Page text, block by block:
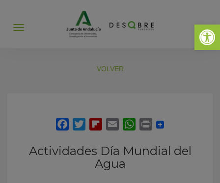
Abrir
Abrir
VOLVER
Actividades Día Mundial del
Agua